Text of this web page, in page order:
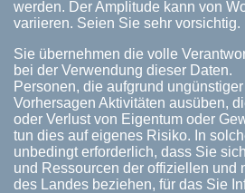
werden. Der Amplitude kann von
variieren. Seien Sie sehr vorsichtig.
Sie übernehmen die volle
bei der Verwendung dieser Daten.
Personen, die aufgrund
Vorhersagen Aktivitäten ausüben,
oder Verlust von Eigentum oder
tun dies auf eigenes Risiko. In
unbedingt erforderlich, dass Sie
und Ressourcen der offiziellen und
des Landes beziehen, für das Sie